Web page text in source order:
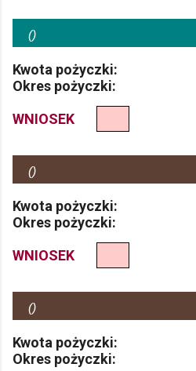
()
Kwota pożyczki:
Okres pożyczki:
WNIOSEK
()
Kwota pożyczki:
Okres pożyczki:
WNIOSEK
()
Kwota pożyczki:
Okres pożyczki: